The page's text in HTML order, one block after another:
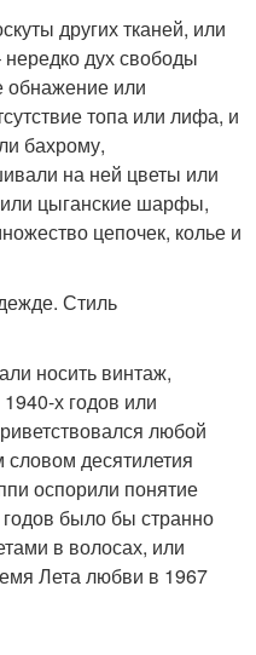
других тканей, или
нередко дух свободы
обнажение или
топа или лифа, и
бахрому,
на ней цветы или
цыганские шарфы,
цепочек, колье и
носить винтаж,
х годов или
любой
десятилетия
оспорили понятие
было бы странно
в волосах, или
Лета любви в 1967